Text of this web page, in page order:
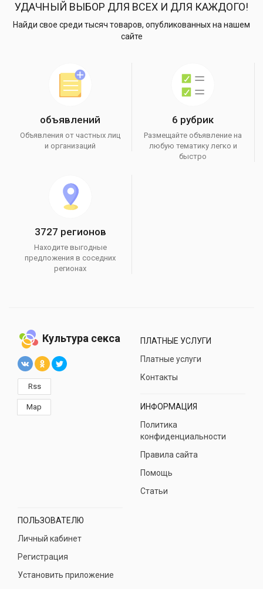
УДАЧНЫЙ ВЫБОР ДЛЯ ВСЕХ И ДЛЯ КАЖДОГО!
Найди свое среди тысяч товаров, опубликованных на нашем
сайте
объявлений
Объявления от частных лиц
и организаций
6 рубрик
Размещайте объявление на
любую тематику легко и
быстро
3727 регионов
Находите выгодные
предложения в соседних
регионах
Культура секса
Rss
Map
ПЛАТНЫЕ УСЛУГИ
Платные услуги
Контакты
ИНФОРМАЦИЯ
Политика
конфиденциальности
Правила сайта
Помощь
Статьи
ПОЛЬЗОВАТЕЛЮ
Личный кабинет
Регистрация
Установить приложение